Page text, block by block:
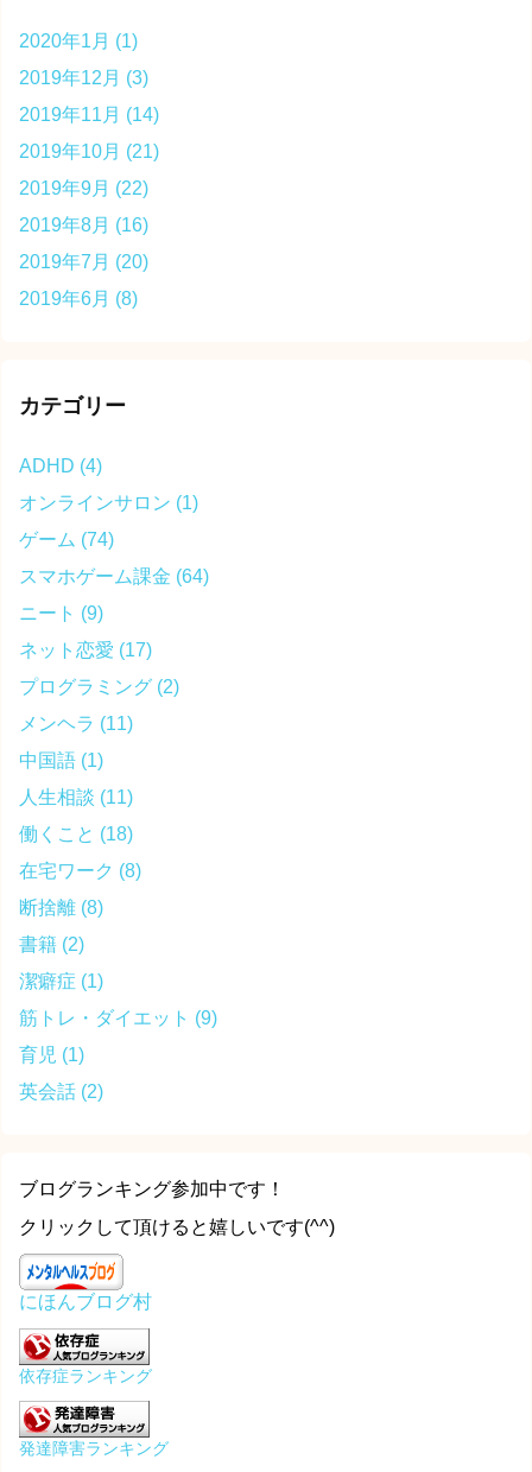
2020年1月 (1)
2019年12月 (3)
2019年11月 (14)
2019年10月 (21)
2019年9月 (22)
2019年8月 (16)
2019年7月 (20)
2019年6月 (8)
カテゴリー
ADHD (4)
オンラインサロン (1)
ゲーム (74)
スマホゲーム課金 (64)
ニート (9)
ネット恋愛 (17)
プログラミング (2)
メンヘラ (11)
中国語 (1)
人生相談 (11)
働くこと (18)
在宅ワーク (8)
断捨離 (8)
書籍 (2)
潔癖症 (1)
筋トレ・ダイエット (9)
育児 (1)
英会話 (2)
ブログランキング参加中です！
クリックして頂けると嬉しいです(^^)
にほんブログ村
依存症ランキング
発達障害ランキング